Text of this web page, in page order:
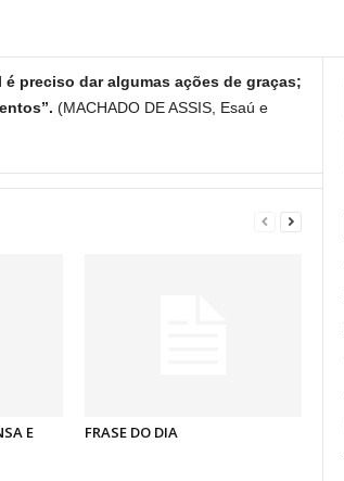
preciso dar algumas ações de graças;
(MACHADO DE ASSIS, Esaú e
E
FRASE DO DIA